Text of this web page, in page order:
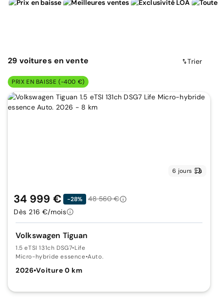
29 voitures en vente Trier
PRIX EN BAISSE (-400 €)
6 jours
Volkswagen Tiguan
1.5 eTSI 131ch DSG7•Life
Micro-hybride essence•Auto.
2026•Voiture 0 km
34 999 € -28%
48 560 €
Dès 216 €/mois